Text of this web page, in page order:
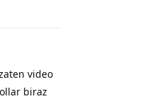
video
biraz